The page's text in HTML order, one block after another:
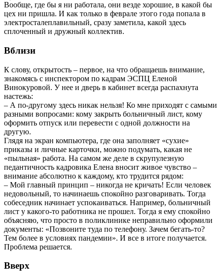
Вообще, где бы я ни работала, они везде хорошие, в какой бы
цех ни пришла. И как только в феврале этого года попала в
электросталеплавильный, сразу заметила, какой здесь
сплоченный и дружный коллектив.
Вблизи
К слову, открытость – первое, на что обращаешь внимание,
знакомясь с инспектором по кадрам ЭСПЦ Еленой
Винокуровой. У нее и дверь в кабинет всегда распахнута
настежь:
– А по-другому здесь никак нельзя! Ко мне приходят с самыми
разными вопросами: кому закрыть больничный лист, кому
оформить отпуск или перевести с одной должности на
другую.
Глядя на экран компьютера, где она заполняет «сухие»
приказы и личные карточки, можно подумать, какая не
«пыльная» работа. На самом же деле в скрупулезную
педантичность кадровика Елена вносит живое чувство –
внимание абсолютно к каждому, кто трудится рядом:
– Мой главный принцип – никогда не кричать! Если человек
недовольный, то начинаешь спокойно разговаривать. Тогда
собеседник начинает успокаиваться. Например, больничный
лист у какого-то работника не прошел. Тогда я ему спокойно
объясняю, что просто в поликлинике неправильно оформили
документы: «Позвоните туда по телефону. Зачем бегать-то?
Тем более в условиях пандемии». И все в итоге получается.
Проблема решается.
Вверх